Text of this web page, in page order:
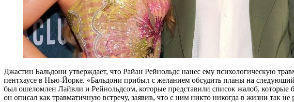
Джастин Бальдони утверждает, что Райан Рейнольдс нанес ему психологическую
пентхаусе в Нью-Йорке. «Бальдони прибыл с желанием обсудить планы на
был ошеломлен Лайвли и Рейнольдсом, которые представили список жалоб,
он описал как травматичную встречу, заявив, что с ним никто никогда в жизни так